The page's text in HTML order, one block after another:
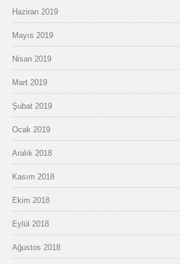
Haziran 2019
Mayıs 2019
Nisan 2019
Mart 2019
Şubat 2019
Ocak 2019
Aralık 2018
Kasım 2018
Ekim 2018
Eylül 2018
Ağustos 2018